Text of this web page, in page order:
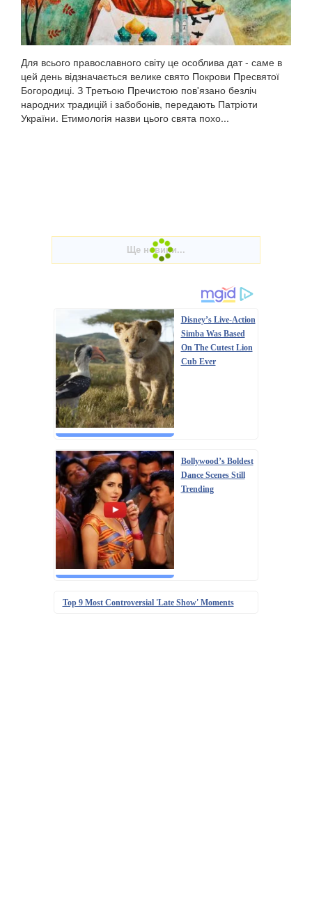
Для всього православного світу це особлива дат - саме в
цей день відзначається велике свято Покрови Пресвятої
Богородиці. З Третьою Пречистою пов'язано безліч
народних традицій і забобонів, передають Патріоти
України. Етимологія назви цього свята похо...
Disney’s Live-Action
Simba Was Based
On The Cutest Lion
Cub Ever
Bollywood’s Boldest
Dance Scenes Still
Trending
Top 9 Most Controversial 'Late Show' Moments